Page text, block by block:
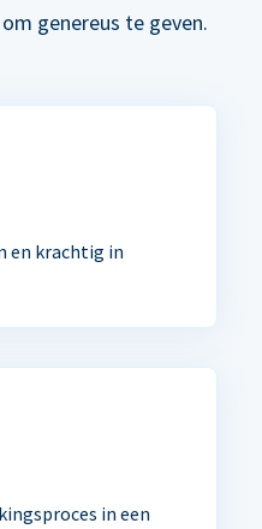
genereus te geven.
en krachtig in
in een